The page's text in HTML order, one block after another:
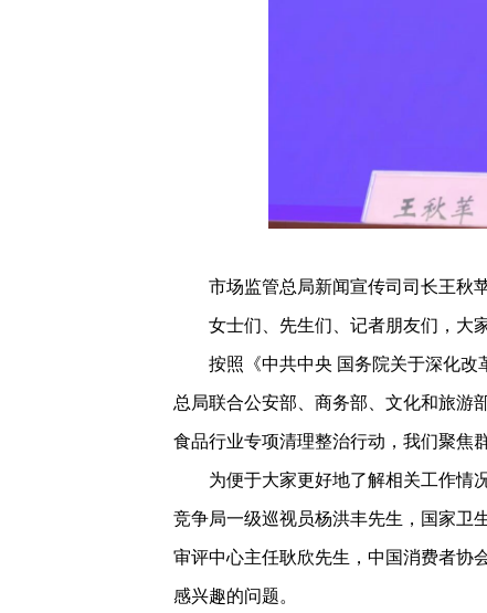
市场监管总局新闻宣传司司长王秋
女士们、先生们、记者朋友们，大
按照《中共中央 国务院关于深化改
总局联合公安部、商务部、文化和旅游
食品行业专项清理整治行动，我们聚焦
为便于大家更好地了解相关工作情
竞争局一级巡视员杨洪丰先生，国家卫
审评中心主任耿欣先生，中国消费者协
感兴趣的问题。